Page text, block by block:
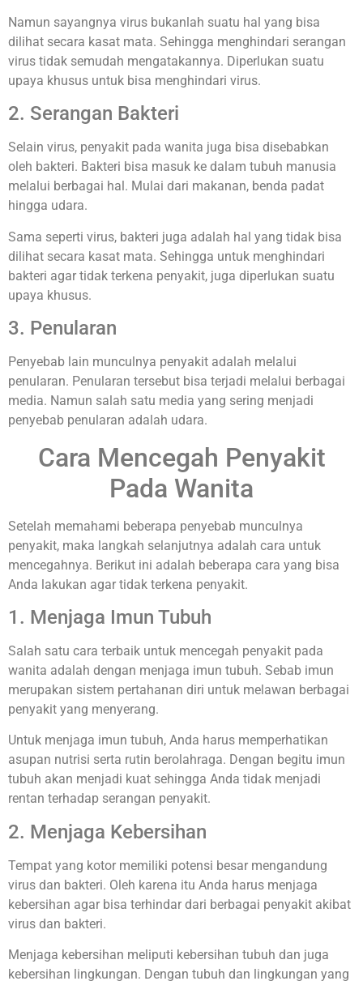
Namun sayangnya virus bukanlah suatu hal yang bisa
dilihat secara kasat mata. Sehingga menghindari serangan
virus tidak semudah mengatakannya. Diperlukan suatu
upaya khusus untuk bisa menghindari virus.
2. Serangan Bakteri
Selain virus, penyakit pada wanita juga bisa disebabkan
oleh bakteri. Bakteri bisa masuk ke dalam tubuh manusia
melalui berbagai hal. Mulai dari makanan, benda padat
hingga udara.
Sama seperti virus, bakteri juga adalah hal yang tidak bisa
dilihat secara kasat mata. Sehingga untuk menghindari
bakteri agar tidak terkena penyakit, juga diperlukan suatu
upaya khusus.
3. Penularan
Penyebab lain munculnya penyakit adalah melalui
penularan. Penularan tersebut bisa terjadi melalui berbagai
media. Namun salah satu media yang sering menjadi
penyebab penularan adalah udara.
Cara Mencegah Penyakit
Pada Wanita
Setelah memahami beberapa penyebab munculnya
penyakit, maka langkah selanjutnya adalah cara untuk
mencegahnya. Berikut ini adalah beberapa cara yang bisa
Anda lakukan agar tidak terkena penyakit.
1. Menjaga Imun Tubuh
Salah satu cara terbaik untuk mencegah penyakit pada
wanita adalah dengan menjaga imun tubuh. Sebab imun
merupakan sistem pertahanan diri untuk melawan berbagai
penyakit yang menyerang.
Untuk menjaga imun tubuh, Anda harus memperhatikan
asupan nutrisi serta rutin berolahraga. Dengan begitu imun
tubuh akan menjadi kuat sehingga Anda tidak menjadi
rentan terhadap serangan penyakit.
2. Menjaga Kebersihan
Tempat yang kotor memiliki potensi besar mengandung
virus dan bakteri. Oleh karena itu Anda harus menjaga
kebersihan agar bisa terhindar dari berbagai penyakit akibat
virus dan bakteri.
Menjaga kebersihan meliputi kebersihan tubuh dan juga
kebersihan lingkungan. Dengan tubuh dan lingkungan yang